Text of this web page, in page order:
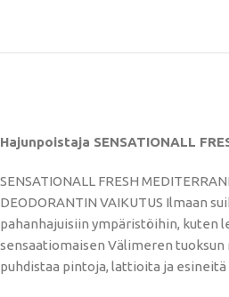
Hajunpoistaja SENSATIONALL
SENSATIONALL FRESH
DEODORANTIN VAIKUTUS Ilmaan
pahanhajuisiin ympäristöihin, kuten
sensaatiomaisen Välimeren tuoksun
puhdistaa pintoja, lattioita ja esineitä